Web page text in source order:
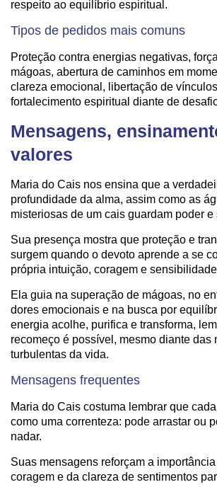
respeito ao equilíbrio espiritual.
Tipos de pedidos mais comuns
Proteção contra energias negativas,
mágoas, abertura de caminhos em
clareza emocional, libertação de
fortalecimento espiritual diante de
Mensagens,
valores
Maria do Cais nos ensina que a
profundidade da alma, assim como as
misteriosas de um cais guardam poder e
Sua presença mostra que proteção e
surgem quando o devoto aprende a se
própria intuição, coragem e
Ela guia na superação de mágoas, no
dores emocionais e na busca por
energia acolhe, purifica e transforma,
recomeço é possível, mesmo diante das
turbulentas da vida.
Mensagens frequentes
Maria do Cais costuma lembrar que
como uma correnteza: pode arrastar ou
nadar.
Suas mensagens reforçam a
coragem e da clareza de sentimentos